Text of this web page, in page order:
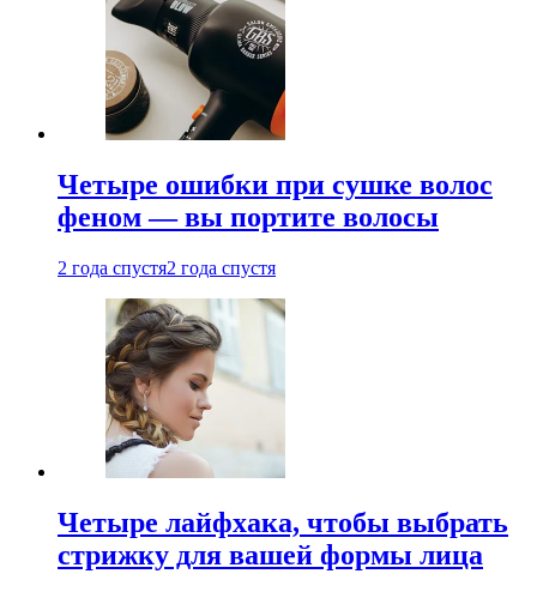
Четыре ошибки при сушке волос
феном — вы портите волосы
2 года спустя2 года спустя
Четыре лайфхака, чтобы выбрать
стрижку для вашей формы лица